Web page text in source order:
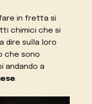
in fretta si
chimici che si
dire sulla loro
che sono
andando a
.